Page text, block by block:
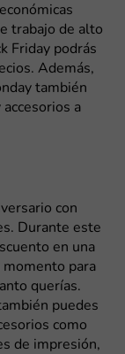
trabajo de alto
Friday podrás
Además,
también
a
con
Durante este
en una
momento para
querías.
puedes
como
de impresión,